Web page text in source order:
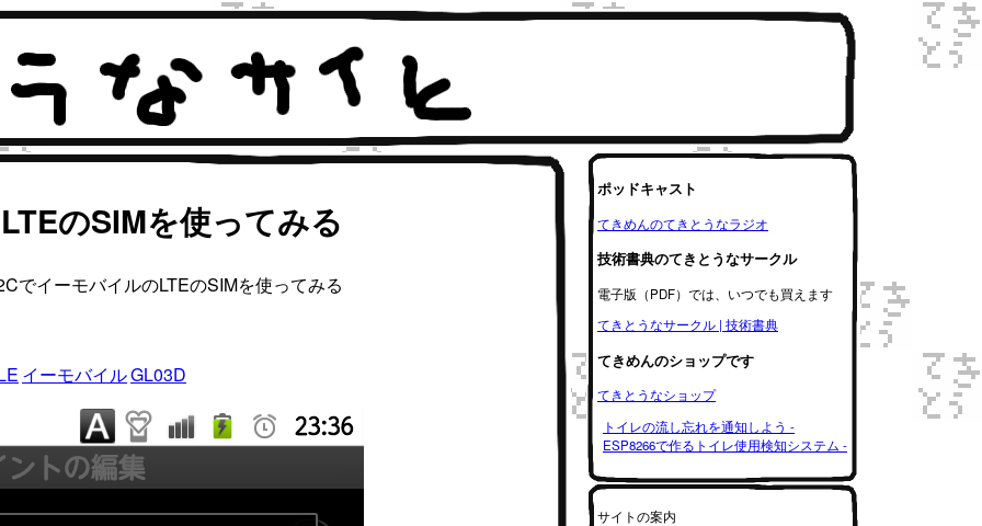
のSIMを使ってみる
でイーモバイルのLTEのSIMを使ってみる
イーモバイルGL03D
ポッドキャスト
てきめんのてきとうなラジオ
技術書典のてきとうなサークル
電子版（PDF）では、いつでも買えます
てきとうなサークル | 技術書典
てきめんのショップです
てきとうなショップ
トイレの流し忘れを通知しよう -
ESP8266で作るトイレ使用検知システム -
サイトの案内